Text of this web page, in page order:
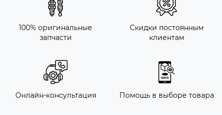
100% оригинальные
запчасти
Скидки постоянным
клиентам
Онлайн-консультация Помощь в выборе товара